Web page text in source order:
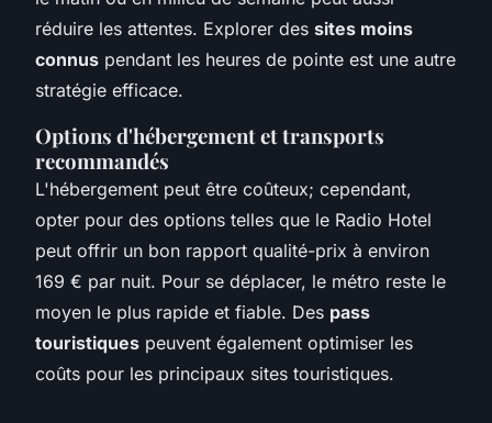
réduire les attentes. Explorer des sites moins
connus pendant les heures de pointe est une autre
stratégie efficace.
Options d'hébergement et transports
recommandés
L'hébergement peut être coûteux; cependant,
opter pour des options telles que le Radio Hotel
peut offrir un bon rapport qualité-prix à environ
169 € par nuit. Pour se déplacer, le métro reste le
moyen le plus rapide et fiable. Des pass
touristiques peuvent également optimiser les
coûts pour les principaux sites touristiques.